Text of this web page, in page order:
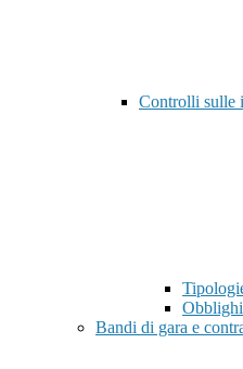
Controlli sulle
Bandi di gara e